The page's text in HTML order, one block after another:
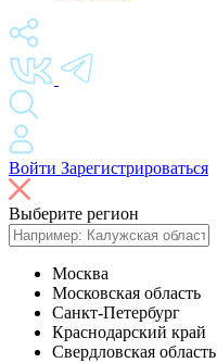
Войти Зарегистрироваться
Выберите регион
Москва
Московская область
Санкт-Петербург
Краснодарский край
Свердловская область